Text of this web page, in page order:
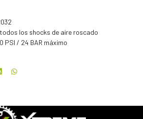
los shocks de aire roscado
PSI / 24 BAR máximo